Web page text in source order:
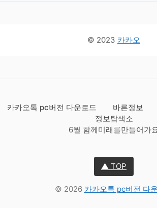
© 2023 카카오
카카오톡 pc버전 다운로드 바른정보
정보탐색소
6월 함께미래를만들어가
▲ TOP
© 2026 카카오톡 pc버전 다